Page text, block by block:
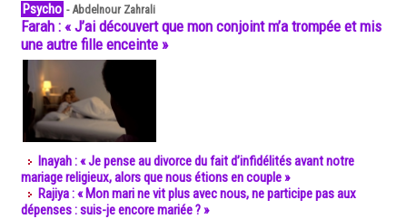
Psycho -Abdelnour Zahrali
Farah : « J’ai découvert que mon conjoint m’a trompée et mis
une autre fille enceinte »
Inayah : « Je pense au divorce du fait d’infidélités avant notre
mariage religieux, alors que nous étions en couple »
Rajiya : « Mon mari ne vit plus avec nous, ne participe pas aux
dépenses : suis-je encore mariée ? »